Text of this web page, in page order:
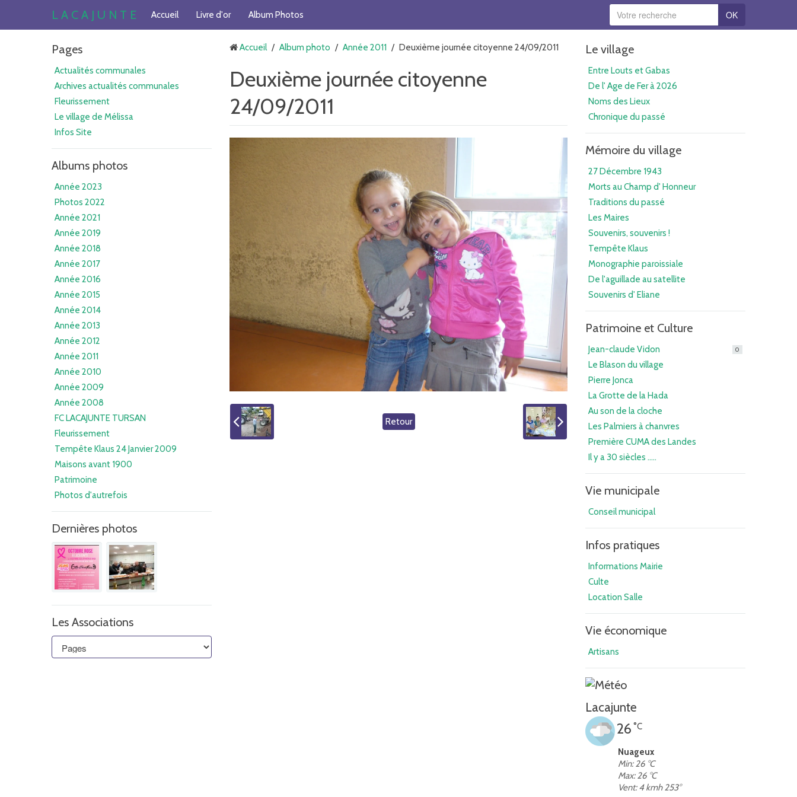
L A C A J U N T E Accueil Livre d'or Album Photos OK
Pages
Actualités communales
Archives actualités communales
Fleurissement
Le village de Mélissa
Infos Site
Albums photos
Année 2023
Photos 2022
Année 2021
Année 2019
Année 2018
Année 2017
Année 2016
Année 2015
Année 2014
Année 2013
Année 2012
Année 2011
Année 2010
Année 2009
Année 2008
FC LACAJUNTE TURSAN
Fleurissement
Tempête Klaus 24 Janvier 2009
Maisons avant 1900
Patrimoine
Photos d'autrefois
Dernières photos
Les Associations
Accueil / Album photo / Année 2011 / Deuxième journée citoyenne 24/09/2011
Deuxième journée citoyenne
24/09/2011
Retour
Le village
Entre Louts et Gabas
De l' Age de Fer à 2026
Noms des Lieux
Chronique du passé
Mémoire du village
27 Décembre 1943
Morts au Champ d' Honneur
Traditions du passé
Les Maires
Souvenirs, souvenirs !
Tempête Klaus
Monographie paroissiale
De l'aguillade au satellite
Souvenirs d' Eliane
Patrimoine et Culture
Jean-claude Vidon 0
Le Blason du village
Pierre Jonca
La Grotte de la Hada
Au son de la cloche
Les Palmiers à chanvres
Première CUMA des Landes
Il y a 30 siècles .....
Vie municipale
Conseil municipal
Infos pratiques
Informations Mairie
Culte
Location Salle
Vie économique
Artisans
Lacajunte
26 °C
Nuageux
Min: 26 °C
Max: 26 °C
Vent: 4 kmh 253°